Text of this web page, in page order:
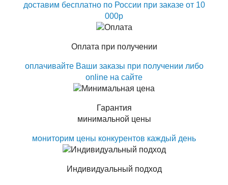
доставим бесплатно по России при заказе от 10
000р
Оплата при получении
оплачивайте Ваши заказы при получении либо
online на сайте
Гарантия
минимальной цены
мониторим цены конкурентов каждый день
Индивидуальный подход